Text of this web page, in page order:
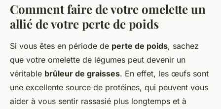
Comment faire de votre omelette un
allié de votre perte de poids
Si vous êtes en période de perte de poids, sachez
que votre omelette de légumes peut devenir un
véritable brûleur de graisses. En effet, les œufs sont
une excellente source de protéines, qui peuvent vous
aider à vous sentir rassasié plus longtemps et à